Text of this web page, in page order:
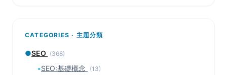
CATEGORIES · 主題分類
●SEO (368)
▪SEO:基礎概念 (13)